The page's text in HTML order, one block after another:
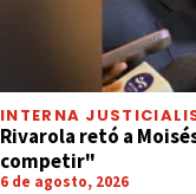
INTERNA
Rivarola retó a
competir"
6 de agosto, 2026